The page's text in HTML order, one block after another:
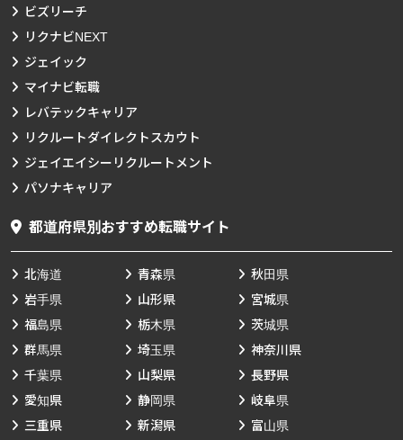
ビズリーチ
リクナビNEXT
ジェイック
マイナビ転職
レバテックキャリア
リクルートダイレクトスカウト
ジェイエイシーリクルートメント
パソナキャリア
都道府県別おすすめ転職サイト
北海道 青森県
秋田県
岩手県
山形県
宮城県
福島県
栃木県
茨城県
群馬県
埼玉県
神奈川県
千葉県
山梨県
長野県
愛知県
静岡県
岐阜県
三重県
新潟県
富山県